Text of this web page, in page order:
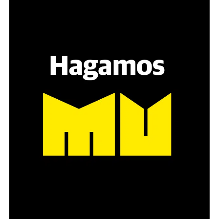
es a través del interrogante, que puedan encarnar la
pregunta», comparte Gonzalo, de 41 años.